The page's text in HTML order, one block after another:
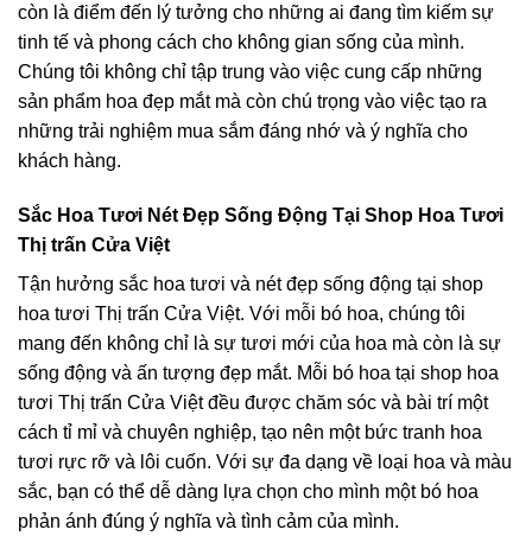
còn là điểm đến lý tưởng cho những ai đang tìm kiếm sự
tinh tế và phong cách cho không gian sống của mình.
Chúng tôi không chỉ tập trung vào việc cung cấp những
sản phẩm hoa đẹp mắt mà còn chú trọng vào việc tạo ra
những trải nghiệm mua sắm đáng nhớ và ý nghĩa cho
khách hàng.
Sắc Hoa Tươi Nét Đẹp Sống Động Tại Shop Hoa Tươi
Thị trấn Cửa Việt
Tận hưởng sắc hoa tươi và nét đẹp sống động tại shop
hoa tươi Thị trấn Cửa Việt. Với mỗi bó hoa, chúng tôi
mang đến không chỉ là sự tươi mới của hoa mà còn là sự
sống động và ấn tượng đẹp mắt. Mỗi bó hoa tại shop hoa
tươi Thị trấn Cửa Việt đều được chăm sóc và bài trí một
cách tỉ mỉ và chuyên nghiệp, tạo nên một bức tranh hoa
tươi rực rỡ và lôi cuốn. Với sự đa dạng về loại hoa và màu
sắc, bạn có thể dễ dàng lựa chọn cho mình một bó hoa
phản ánh đúng ý nghĩa và tình cảm của mình.